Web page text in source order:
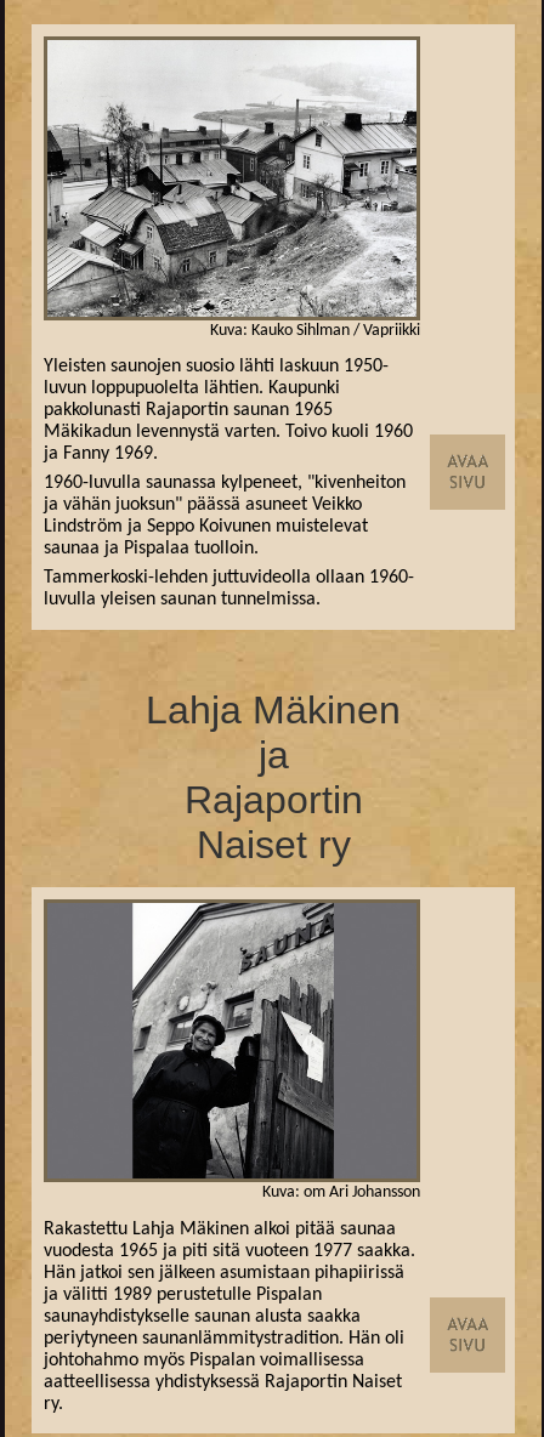
Kuva: Kauko Sihlman / Vapriikki
Yleisten saunojen suosio lähti laskuun 1950-
luvun loppupuolelta lähtien. Kaupunki
pakkolunasti Rajaportin saunan 1965
Mäkikadun levennystä varten. Toivo kuoli 1960
ja Fanny 1969.
1960-luvulla saunassa kylpeneet, "kivenheiton
ja vähän juoksun" päässä asuneet Veikko
Lindström ja Seppo Koivunen muistelevat
saunaa ja Pispalaa tuolloin.
Tammerkoski-lehden juttuvideolla ollaan 1960-
luvulla yleisen saunan tunnelmissa.
Lahja Mäkinen
ja
Rajaportin
Naiset ry
Kuva: om Ari Johansson
Rakastettu Lahja Mäkinen alkoi pitää saunaa
vuodesta 1965 ja piti sitä vuoteen 1977 saakka.
Hän jatkoi sen jälkeen asumistaan pihapiirissä
ja välitti 1989 perustetulle Pispalan
saunayhdistykselle saunan alusta saakka
periytyneen saunanlämmitystradition. Hän oli
johtohahmo myös Pispalan voimallisessa
aatteellisessa yhdistyksessä Rajaportin Naiset
ry.